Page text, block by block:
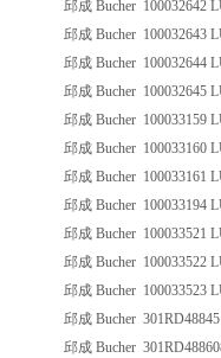
邱成 Bucher 100032642
邱成 Bucher 100032643
邱成 Bucher 100032644
邱成 Bucher 100032645
邱成 Bucher 100033159
邱成 Bucher 100033160
邱成 Bucher 100033161
邱成 Bucher 100033194
邱成 Bucher 100033521
邱成 Bucher 100033522
邱成 Bucher 100033523
邱成 Bucher
邱成 Bucher